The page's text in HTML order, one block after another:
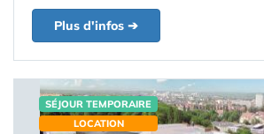
Plus d'infos ➔
SÉJOUR TEMPORAIRE
LOCATION